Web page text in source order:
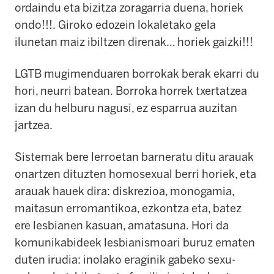
ordaindu eta bizitza zoragarria duena, horiek
ondo!!!. Giroko edozein lokaletako gela
ilunetan maiz ibiltzen direnak… horiek gaizki!!!
LGTB mugimenduaren borrokak berak ekarri du
hori, neurri batean. Borroka horrek txertatzea
izan du helburu nagusi, ez esparrua auzitan
jartzea.
Sistemak bere lerroetan barneratu ditu arauak
onartzen dituzten homosexual berri horiek, eta
arauak hauek dira: diskrezioa, monogamia,
maitasun erromantikoa, ezkontza eta, batez
ere lesbianen kasuan, amatasuna. Hori da
komunikabideek lesbianismoari buruz ematen
duten irudia: inolako eraginik gabeko sexu-